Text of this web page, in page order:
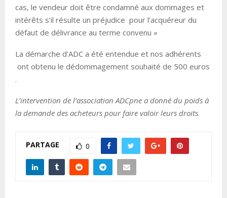
cas, le vendeur doit être condamné aux dommages et
intérêts s’il résulte un préjudice pour l’acquéreur du
défaut de délivrance au terme convenu »
La démarche d’ADC a été entendue et nos adhérents
ont obtenu le dédommagement souhaité de 500 euros
.
L’intervention de l’association ADCpne a donné du poids à
la demande des acheteurs pour faire valoir leurs droits.
PARTAGE 0